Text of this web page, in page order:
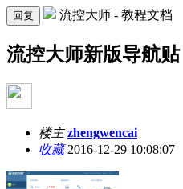
回复 流控大师 - 教程文档
流控大师新版导航贴
楼主 zhengwencai
收藏2016-12-29 10:08:07